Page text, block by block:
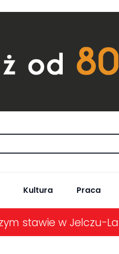
Kultura Praca